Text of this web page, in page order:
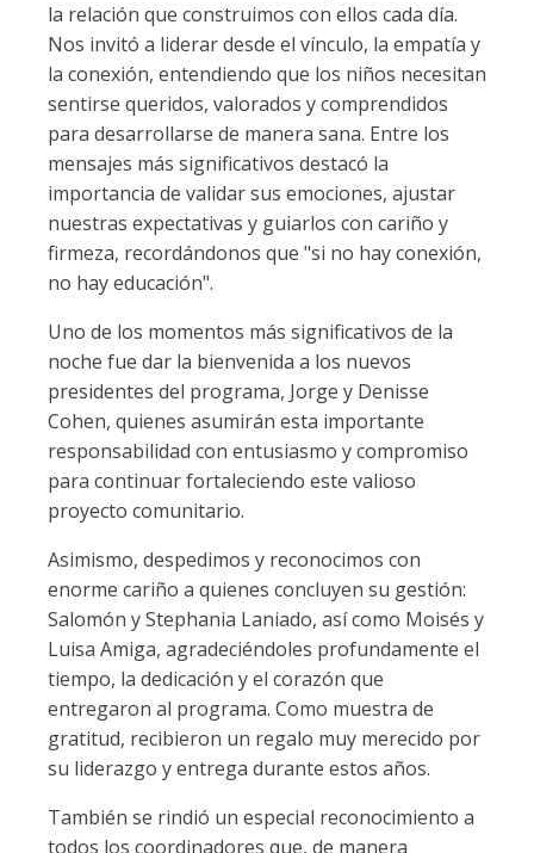
la relación que construimos con ellos cada día.
Nos invitó a liderar desde el vínculo, la empatía y
la conexión, entendiendo que los niños necesitan
sentirse queridos, valorados y comprendidos
para desarrollarse de manera sana. Entre los
mensajes más significativos destacó la
importancia de validar sus emociones, ajustar
nuestras expectativas y guiarlos con cariño y
firmeza, recordándonos que "si no hay conexión,
no hay educación".
Uno de los momentos más significativos de la
noche fue dar la bienvenida a los nuevos
presidentes del programa, Jorge y Denisse
Cohen, quienes asumirán esta importante
responsabilidad con entusiasmo y compromiso
para continuar fortaleciendo este valioso
proyecto comunitario.
Asimismo, despedimos y reconocimos con
enorme cariño a quienes concluyen su gestión:
Salomón y Stephania Laniado, así como Moisés y
Luisa Amiga, agradeciéndoles profundamente el
tiempo, la dedicación y el corazón que
entregaron al programa. Como muestra de
gratitud, recibieron un regalo muy merecido por
su liderazgo y entrega durante estos años.
También se rindió un especial reconocimiento a
todos los coordinadores que, de manera